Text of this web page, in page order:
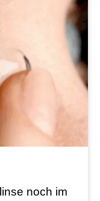
noch im